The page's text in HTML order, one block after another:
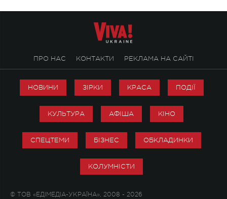
ПРО НАС КОНТАКТИ РЕКЛАМА НА САЙТІ
НОВИНИ ЗІРКИ КРАСА ПОДІЇ
КУЛЬТУРА АФІША КІНО
СПЕЦТЕМИ БІЗНЕС ОБКЛАДИНКИ
КОЛУМНІСТИ
© ТОВ «ЕДІМЕДІА-УКРАЇНА», 2008 - 2026